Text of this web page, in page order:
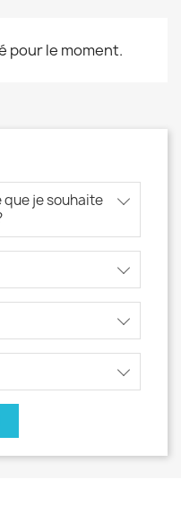
pour le moment.
que je souhaite